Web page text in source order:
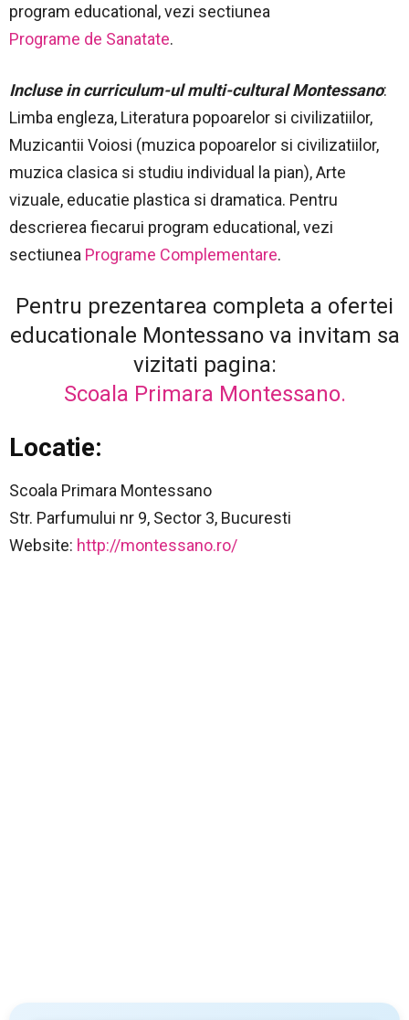
program educational, vezi sectiunea
Programe de Sanatate.
Incluse in curriculum-ul multi-cultural Montessano:
Limba engleza, Literatura popoarelor si civilizatiilor,
Muzicantii Voiosi (muzica popoarelor si civilizatiilor,
muzica clasica si studiu individual la pian), Arte
vizuale, educatie plastica si dramatica. Pentru
descrierea fiecarui program educational, vezi
sectiunea Programe Complementare.
Pentru prezentarea completa a ofertei
educationale Montessano va invitam sa
vizitati pagina:
Scoala Primara Montessano.
Locatie:
Scoala Primara Montessano
Str. Parfumului nr 9, Sector 3, Bucuresti
Website: http://montessano.ro/